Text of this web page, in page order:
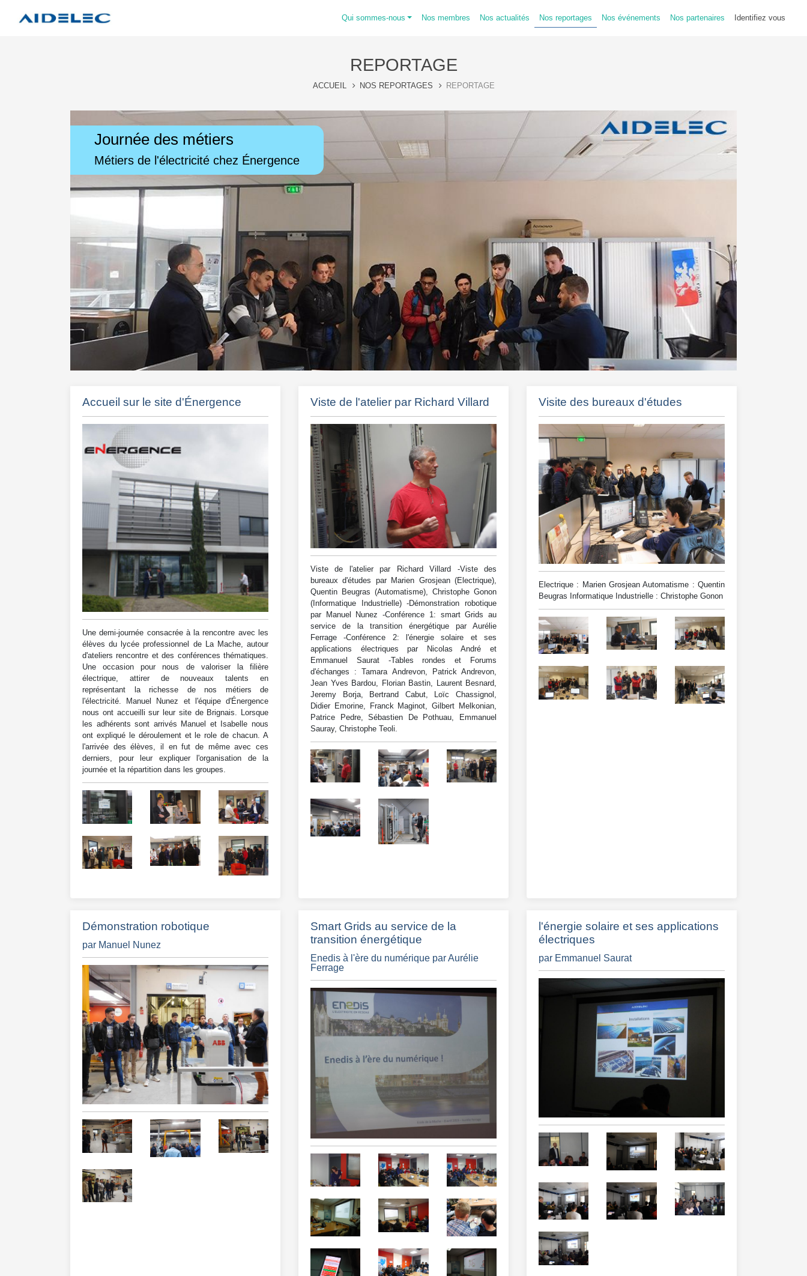
Qui sommes-nous Nos membres Nos actualités Nos reportages Nos événements Nos partenaires Identifiez vous
REPORTAGE
ACCUEIL NOS REPORTAGES REPORTAGE
Journée des métiers
Métiers de l'électricité chez Énergence
Accueil sur le site d'Énergence
Une demi-journée consacrée à la rencontre avec les
élèves du lycée professionnel de La Mache, autour
d'ateliers rencontre et des conférences thématiques.
Une occasion pour nous de valoriser la filière
électrique, attirer de nouveaux talents en
représentant la richesse de nos métiers de
l'électricité. Manuel Nunez et l'équipe d'Énergence
nous ont accueilli sur leur site de Brignais. Lorsque
les adhérents sont arrivés Manuel et Isabelle nous
ont expliqué le déroulement et le role de chacun. A
l'arrivée des élèves, il en fut de même avec ces
derniers, pour leur expliquer l'organisation de la
journée et la répartition dans les groupes.
Viste de l'atelier par Richard Villard
Viste de l'atelier par Richard Villard -Viste des
bureaux d'études par Marien Grosjean (Electrique),
Quentin Beugras (Automatisme), Christophe Gonon
(Informatique Industrielle) -Démonstration robotique
par Manuel Nunez -Conférence 1: smart Grids au
service de la transition énergétique par Aurélie
Ferrage -Conférence 2: l'énergie solaire et ses
applications électriques par Nicolas André et
Emmanuel Saurat -Tables rondes et Forums
d'échanges : Tamara Andrevon, Patrick Andrevon,
Jean Yves Bardou, Florian Bastin, Laurent Besnard,
Jeremy Borja, Bertrand Cabut, Loïc Chassignol,
Didier Emorine, Franck Maginot, Gilbert Melkonian,
Patrice Pedre, Sébastien De Pothuau, Emmanuel
Sauray, Christophe Teoli.
Visite des bureaux d'études
Electrique : Marien Grosjean Automatisme : Quentin
Beugras Informatique Industrielle : Christophe Gonon
Démonstration robotique
par Manuel Nunez
Smart Grids au service de la
transition énergétique
Enedis à l'ère du numérique par Aurélie
Ferrage
l'énergie solaire et ses applications
électriques
par Emmanuel Saurat